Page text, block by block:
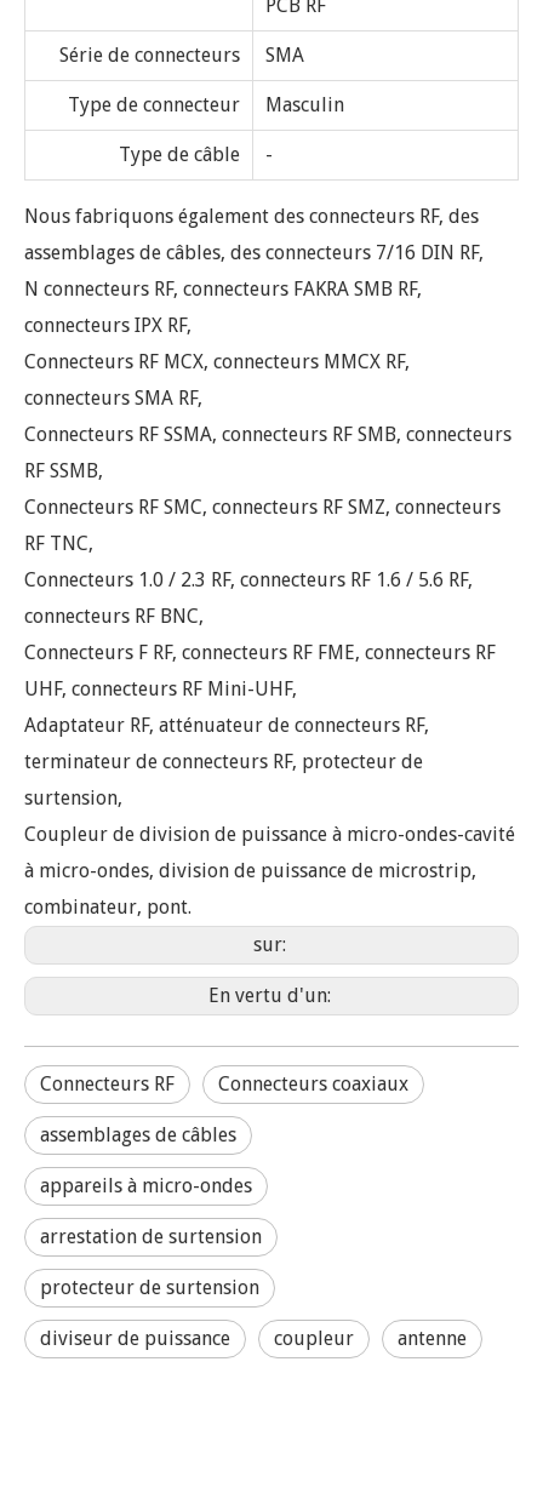
N connecteurs RF, connecteurs FAKRA SMB RF,
connecteurs IPX RF,
Connecteurs RF MCX, connecteurs MMCX RF,
connecteurs SMA RF,
Connecteurs RF SSMA, connecteurs RF SMB, connecteurs
Connecteurs RF SMC, connecteurs RF SMZ, connecteurs
RF TNC,
Connecteurs 1.0 / 2.3 RF, connecteurs RF 1.6 / 5.6 RF,
connecteurs RF BNC,
Connecteurs F RF, connecteurs RF FME, connecteurs RF
UHF, connecteurs RF Mini-UHF,
Adaptateur RF, atténuateur de connecteurs RF,
terminateur de connecteurs RF, protecteur de
surtension,
Coupleur de division de puissance à micro-ondes-cavité
à micro-ondes, division de puissance de microstrip,
combinateur, pont.
En vertu d'un:
Connecteurs RF
assemblages de câbles
appareils à micro-ondes
arrestation de surtension
protecteur de surtension
diviseur de puissance coupleur antenne
Produits connexes